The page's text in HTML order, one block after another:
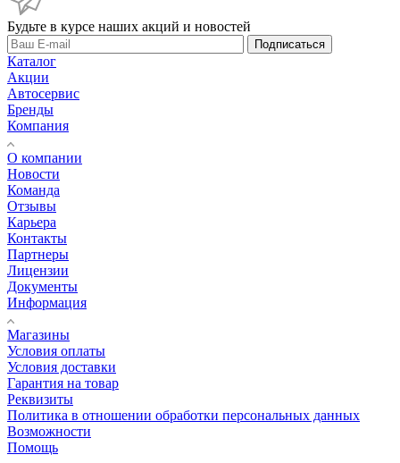
Будьте в курсе наших акций и новостей
Подписаться
Каталог
Акции
Автосервис
Бренды
Компания
О компании
Новости
Команда
Отзывы
Карьера
Контакты
Партнеры
Лицензии
Документы
Информация
Магазины
Условия оплаты
Условия доставки
Гарантия на товар
Реквизиты
Политика в отношении обработки персональных данных
Возможности
Помощь